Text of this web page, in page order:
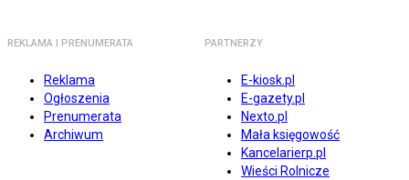
REKLAMA I PRENUMERATA
Reklama
Ogłoszenia
Prenumerata
Archiwum
PARTNERZY
E-kiosk.pl
E-gazety.pl
Nexto.pl
Mała księgowość
Kancelarierp.pl
Wieści Rolnicze